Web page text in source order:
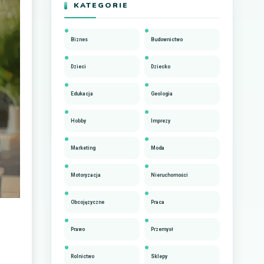
KATEGORIE
Biznes Budownictwo
Dzieci Dziecko
Edukacja Geologia
Hobby Imprezy
Marketing Moda
Motoryzacja Nieruchomości
Obcojęzyczne Praca
Prawo Przemysł
Rolnictwo Sklepy